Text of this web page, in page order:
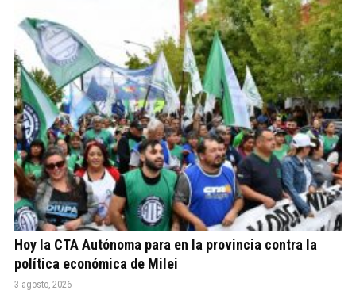
Hoy la CTA Autónoma para en la provincia contra la
política económica de Milei
3 agosto, 2026